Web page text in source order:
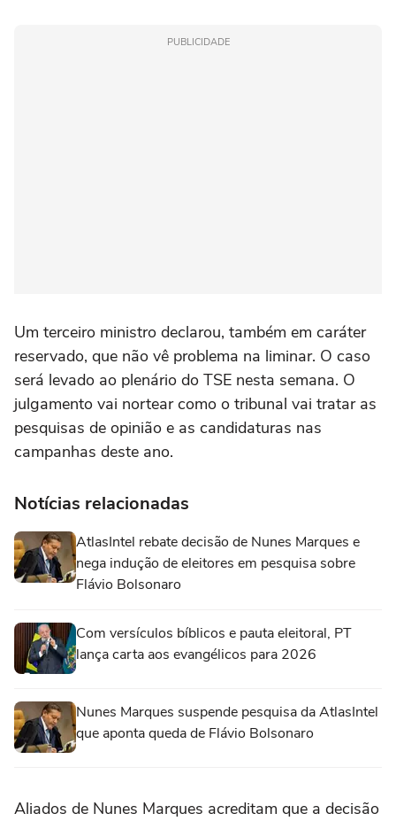
PUBLICIDADE
Um terceiro ministro declarou, também em caráter
reservado, que não vê problema na liminar. O caso
será levado ao plenário do TSE nesta semana. O
julgamento vai nortear como o tribunal vai tratar as
pesquisas de opinião e as candidaturas nas
campanhas deste ano.
Notícias relacionadas
AtlasIntel rebate decisão de Nunes Marques e
nega indução de eleitores em pesquisa sobre
Flávio Bolsonaro
Com versículos bíblicos e pauta eleitoral, PT
lança carta aos evangélicos para 2026
Nunes Marques suspende pesquisa da AtlasIntel
que aponta queda de Flávio Bolsonaro
Aliados de Nunes Marques acreditam que a decisão